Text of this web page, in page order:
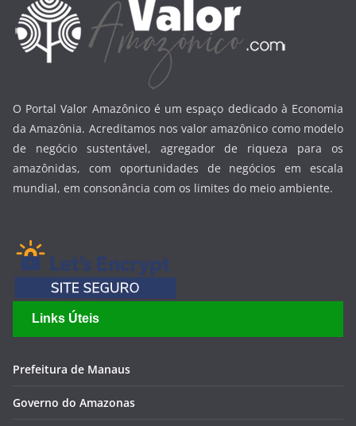
O Portal Valor Amazônico é um espaço dedicado à Economia
da Amazônia. Acreditamos nos valor amazônico como modelo
de negócio sustentável, agregador de riqueza para os
amazônidas, com oportunidades de negócios em escala
mundial, em consonância com os limites do meio ambiente.
Links Úteis
Prefeitura de Manaus
Governo do Amazonas